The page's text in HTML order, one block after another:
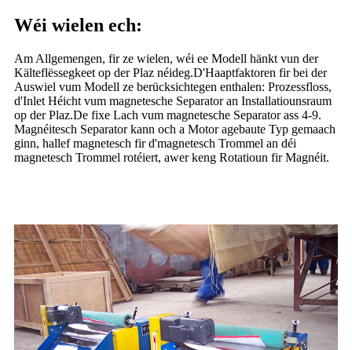
Wéi wielen ech:
Am Allgemengen, fir ze wielen, wéi ee Modell hänkt vun der
Kälteflëssegkeet op der Plaz néideg.D'Haaptfaktoren fir bei der
Auswiel vum Modell ze berücksichtegen enthalen: Prozessfloss,
d'Inlet Héicht vum magnetesche Separator an Installatiounsraum
op der Plaz.De fixe Lach vum magnetesche Separator ass 4-9.
Magnéitesch Separator kann och a Motor agebaute Typ gemaach
ginn, hallef magnetesch fir d'magnetesch Trommel an déi
magnetesch Trommel rotéiert, awer keng Rotatioun fir Magnéit.